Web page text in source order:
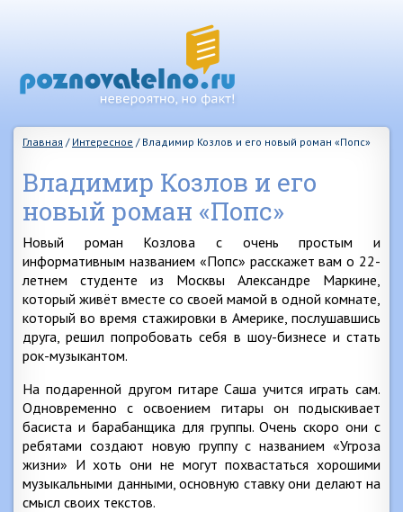
Главная / Интересное / Владимир Козлов и его новый роман «Попс»
Владимир Козлов и его
новый роман «Попс»
Новый роман Козлова с очень простым и
информативным названием «Попс» расскажет вам о 22-
летнем студенте из Москвы Александре Маркине,
который живёт вместе со своей мамой в одной комнате,
который во время стажировки в Америке, послушавшись
друга, решил попробовать себя в шоу-бизнесе и стать
рок-музыкантом.
На подаренной другом гитаре Саша учится играть сам.
Одновременно с освоением гитары он подыскивает
басиста и барабанщика для группы. Очень скоро они с
ребятами создают новую группу с названием «Угроза
жизни» И хоть они не могут похвастаться хорошими
музыкальными данными, основную ставку они делают на
смысл своих текстов.